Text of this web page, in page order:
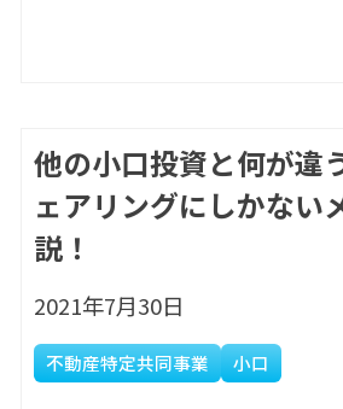
他の小口投資と何が違
ェアリングにしかない
説！
2021年7月30日
不動産特定共同事業 小口